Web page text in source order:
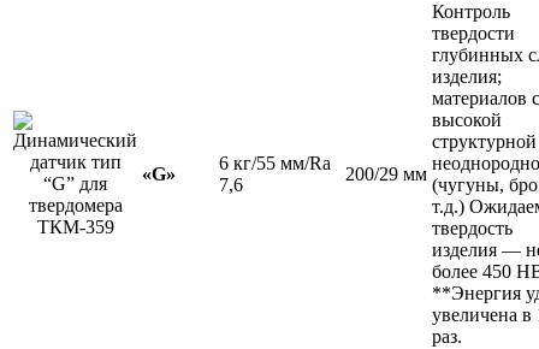
«G»
6 кг/55 мм/Ra
7,6
200/29 мм
Контроль
твердости
глубинных
изделия;
материалов с
высокой
структурной
(чугуны,
т.д.)
твердость
изделия —
более 450
**Энергия
увеличена в
раз.